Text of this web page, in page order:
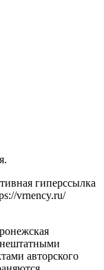
гиперссылка
vrnency.ru/
авторского